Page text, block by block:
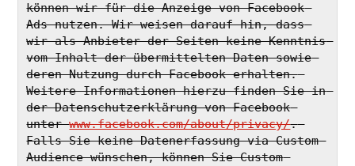
können wir für die Anzeige von Facebook
Ads nutzen. Wir weisen darauf hin, dass
wir als Anbieter der Seiten keine Kenntnis
vom Inhalt der übermittelten Daten sowie
deren Nutzung durch Facebook erhalten.
Weitere Informationen hierzu finden Sie in
der Datenschutzerklärung von Facebook
unter www.facebook.com/about/privacy/.
Falls Sie keine Datenerfassung via Custom
Audience wünschen, können Sie Custom